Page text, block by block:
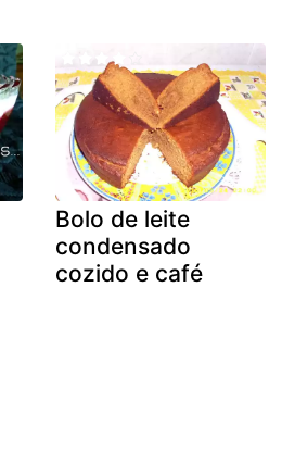
Bolo de leite
condensado
cozido e café